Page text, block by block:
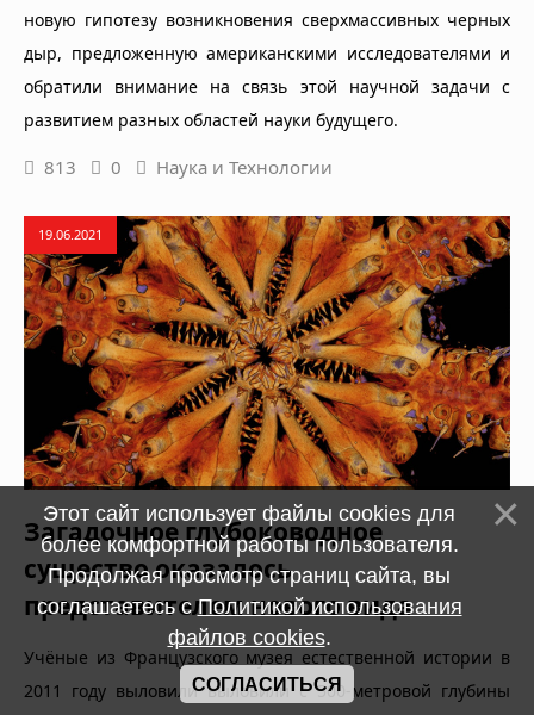
новую гипотезу возникновения сверхмассивных черных
дыр, предложенную американскими исследователями и
обратили внимание на связь этой научной задачи с
развитием разных областей науки будущего.
813 0 Наука и Технологии
19.06.2021
Загадочное глубоководное
существо оказалось
представителем нового вида
Учёные из Французского музея естественной истории в
2011 году выловили выловили с 500-метровой глубины
Этот сайт использует файлы cookies для
более комфортной работы пользователя.
Продолжая просмотр страниц сайта, вы
соглашаетесь сПолитикой использования
файлов cookies.
СОГЛАСИТЬСЯ